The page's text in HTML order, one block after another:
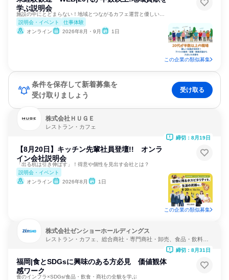
学ぶ説明会
説明会・イベント
仕事体験
オンライン
2026年8月・9月 1日
この企業の類似募集
条件を保存して新着募集を
受け取りましょう
受け取る
株式会社ＨＵＧＥ
レストラン・カフェ
【8月20日】キッチン先輩社員登壇!! オンラ
イン会社説明会
「出る杭は引き伸ばす」！得意や個性を見出す会社とは？
説明会・イベント
オンライン
2026年8月 1日
締切：8月19日
この企業の類似募集
株式会社ゼンショーホールディングス
レストラン・カフェ、総合商社・専門商社・卸売、食品・飲料メ
福岡|食とSDGsに興味のある方必見 価値観体
感ワーク
食のインフラ×SDGs/食品・飲食・商社の全貌を学ぶ
締切：8月31日